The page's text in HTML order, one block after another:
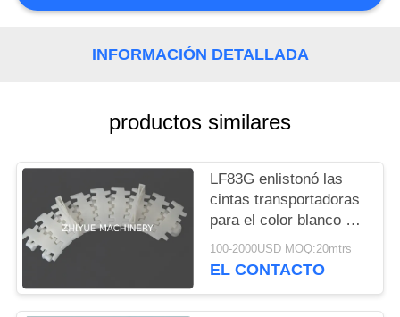
MAPA
DEL
SITIO
PRIVACY
INFORMACIÓN DETALLADA
productos similares
LF83G enlistonó las
cintas transportadoras
para el color blanco de
los materiales POM de
la industria del tobaco
100-2000USD MOQ:20mtrs
EL CONTACTO